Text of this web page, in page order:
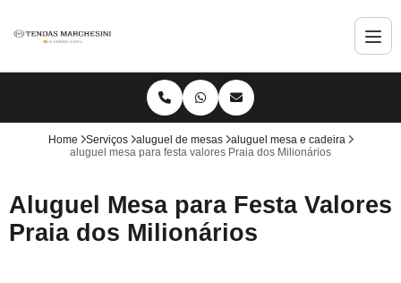
Home Serviços aluguel de mesas
aluguel mesa e cadeira
aluguel mesa para festa valores Praia dos Milionários
Aluguel Mesa para Festa Valores
Praia dos Milionários